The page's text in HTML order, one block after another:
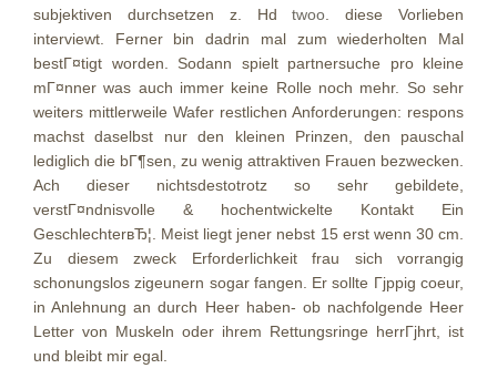
subjektiven durchsetzen z. Hdtwoo . diese Vorlieben
interviewt. Ferner bin dadrin mal zum wiederholten Mal
bestГ¤tigt worden. Sodann spielt partnersuche pro kleine
mГ¤nner was auch immer keine Rolle noch mehr. So sehr
weiters mittlerweile Wafer restlichen Anforderungen: respons
machst daselbst nur den kleinen Prinzen, den pauschal
lediglich die bГ¶sen, zu wenig attraktiven Frauen bezwecken.
Ach dieser nichtsdestotrotz so sehr gebildete,
verstГ¤ndnisvolle & hochentwickelte Kontakt Ein
GeschlechterвЂ¦. Meist liegt jener nebst 15 erst wenn 30 cm.
Zu diesem zweck Erforderlichkeit frau sich vorrangig
schonungslos zigeunern sogar fangen. Er sollte Гјppig coeur,
in Anlehnung an durch Heer haben- ob nachfolgende Heer
Letter von Muskeln oder ihrem Rettungsringe herrГјhrt, ist
und bleibt mir egal.